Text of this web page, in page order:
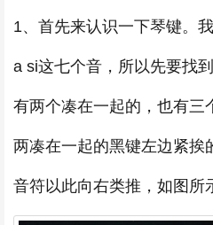
1、首先来认识一下琴键。
a si这七个音，所以先要找
有两个凑在一起的，也有三
两凑在一起的黑键左边紧挨
音符以此向右类推，如图所